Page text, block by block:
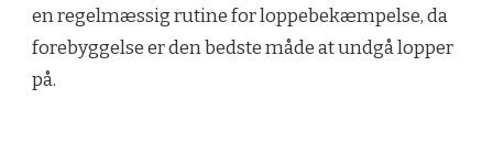
en regelmæssig rutine for loppebekæmpelse, da
forebyggelse er den bedste måde at undgå lopper
på.